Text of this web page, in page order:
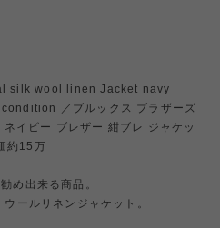
silk wool linen Jacket navy
／ブルックス ブラザーズ
イビー ブレザー 紺ブレ ジャケッ
約15万
め出来る商品。
ールリネンジャケット。